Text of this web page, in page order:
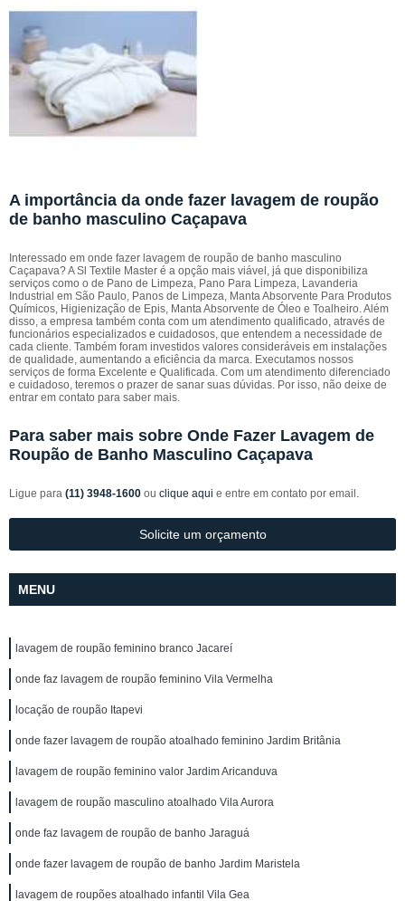
A importância da onde fazer lavagem de roupão
de banho masculino Caçapava
Interessado em onde fazer lavagem de roupão de banho masculino
Caçapava? A Sl Textile Master é a opção mais viável, já que disponibiliza
serviços como o de Pano de Limpeza, Pano Para Limpeza, Lavanderia
Industrial em São Paulo, Panos de Limpeza, Manta Absorvente Para Produtos
Químicos, Higienização de Epis, Manta Absorvente de Óleo e Toalheiro. Além
disso, a empresa também conta com um atendimento qualificado, através de
funcionários especializados e cuidadosos, que entendem a necessidade de
cada cliente. Também foram investidos valores consideráveis em instalações
de qualidade, aumentando a eficiência da marca. Executamos nossos
serviços de forma Excelente e Qualificada. Com um atendimento diferenciado
e cuidadoso, teremos o prazer de sanar suas dúvidas. Por isso, não deixe de
entrar em contato para saber mais.
Para saber mais sobre Onde Fazer Lavagem de
Roupão de Banho Masculino Caçapava
Ligue para (11) 3948-1600 ou clique aqui e entre em contato por email.
Solicite um orçamento
MENU
lavagem de roupão feminino branco Jacareí
onde faz lavagem de roupão feminino Vila Vermelha
locação de roupão Itapevi
onde fazer lavagem de roupão atoalhado feminino Jardim Britânia
lavagem de roupão feminino valor Jardim Aricanduva
lavagem de roupão masculino atoalhado Vila Aurora
onde faz lavagem de roupão de banho Jaraguá
onde fazer lavagem de roupão de banho Jardim Maristela
lavagem de roupões atoalhado infantil Vila Gea